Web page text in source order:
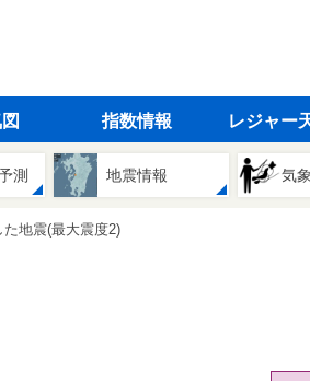
指数情報 レジャー
測 地震情報 気
地震(最大震度2)